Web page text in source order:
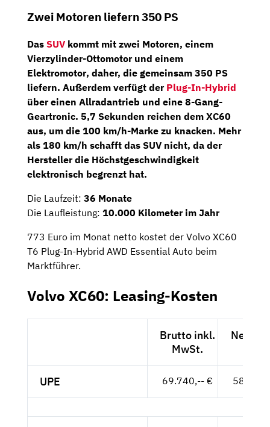
Zwei Motoren liefern 350 PS
Das SUV kommt mit zwei Motoren, einem
Vierzylinder-Ottomotorund einem
Elektromotor, daher, die gemeinsam 350 PS
liefern. Außerdem verfügt der Plug-In-Hybrid
über einen Allradantrieb und eine 8-Gang-
Geartronic. 5,7 Sekunden reichen dem XC60
aus, um die 100 km/h-Marke zu knacken. Mehr
als 180 km/h schafft das SUV nicht, da der
Hersteller die Höchstgeschwindigkeit
elektronisch begrenzt hat.
Die Laufzeit: 36 Monate
Die Laufleistung: 10.000 Kilometer im Jahr
773 Euro im Monat netto kostet der Volvo XC60
T6 Plug-In-Hybrid AWD Essential Auto beim
Marktführer.
Volvo XC60: Leasing-Kosten
Brutto inkl.
MwSt.
Netto
UPE 69.740,-- €